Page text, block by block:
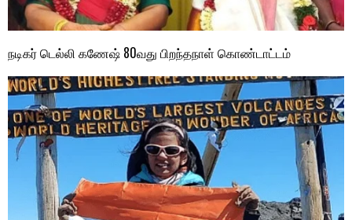
நடிகர் டெல்லி கணேஷ் 80வது பிறந்தநாள் கொண்டாட்டம்